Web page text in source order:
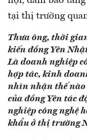
tại thị trường
Thưa ông, thời
kiến đồng Yên
Là doanh nghiệp
hợp tác, kinh
nhìn nhận thế nào
của đồng Yên tác
nghiệp công nghệ
khẩu ở thị trường